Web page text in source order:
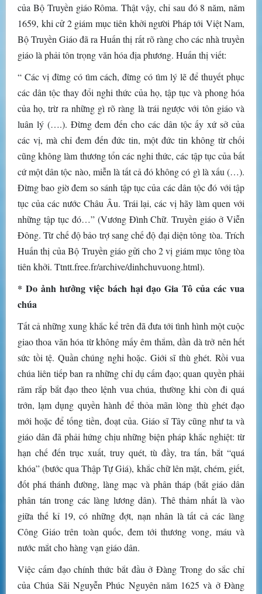
của Bộ Truyền giáo Rôma. Thật vậy, chỉ sau đó 8 năm, năm
1659, khi cử 2 giám mục tiên khởi người Pháp tới Việt Nam,
Bộ Truyền Giáo đã ra Huấn thị rất rõ ràng cho các nhà truyền
giáo là phải tôn trọng văn hóa địa phương. Huấn thị viết:
“ Các vị đừng có tìm cách, đừng có tìm lý lẽ để thuyết phục
các dân tộc thay đổi nghi thức của họ, tập tục và phong hóa
của họ, trừ ra những gì rõ ràng là trái ngược với tôn giáo và
luân lý (….). Đừng đem đến cho các dân tộc ấy xứ sở của
các vị, mà chỉ đem đến đức tin, một đức tin không từ chối
cũng không làm thương tổn các nghi thức, các tập tục của bất
cứ một dân tộc nào, miễn là tất cả đó không có gì là xấu (…).
Đừng bao giờ đem so sánh tập tục của các dân tộc đó với tập
tục của các nước Châu Âu. Trái lại, các vị hãy làm quen với
những tập tục đó…” (Vương Đình Chữ. Truyền giáo ở Viễn
Đông. Từ chế độ bảo trợ sang chế độ đại diện tông tòa. Trích
Huấn thị của Bộ Truyền giáo gửi cho 2 vị giám mục tông tòa
tiên khởi. Ttntt.free.fr/archive/dinhchuvuong.html).
* Do ảnh hưởng việc bách hại đạo Gia Tô của các vua
chúa
Tất cả những xung khắc kể trên đã đưa tới tình hình một cuộc
giao thoa văn hóa từ không mấy êm thắm, dần dà trở nên hết
sức tồi tệ. Quần chúng nghi hoặc. Giới sĩ thù ghét. Rồi vua
chúa liên tiếp ban ra những chỉ dụ cấm đạo; quan quyền phải
răm rắp bắt đạo theo lệnh vua chúa, thường khi còn đi quá
trớn, lạm dụng quyền hành để thỏa mãn lòng thù ghét đạo
mới hoặc để tống tiền, đoạt của. Giáo sĩ Tây cũng như ta và
giáo dân đã phải hứng chịu những biện pháp khắc nghiệt: từ
hạn chế đến trục xuất, truy quét, tù đầy, tra tấn, bắt “quá
khóa” (bước qua Thập Tự Giá), khắc chữ lên mặt, chém, giết,
đốt phá thánh đường, làng mạc và phân tháp (bắt giáo dân
phân tán trong các làng lương dân). Thê thảm nhất là vào
giữa thế kỉ 19, có những đợt, nạn nhân là tất cả các làng
Công Giáo trên toàn quốc, đem tới thương vong, máu và
nước mắt cho hàng vạn giáo dân.
Việc cấm đạo chính thức bắt đầu ở Đàng Trong do sắc chỉ
của Chúa Sãi Nguyễn Phúc Nguyên năm 1625 và ở Đàng